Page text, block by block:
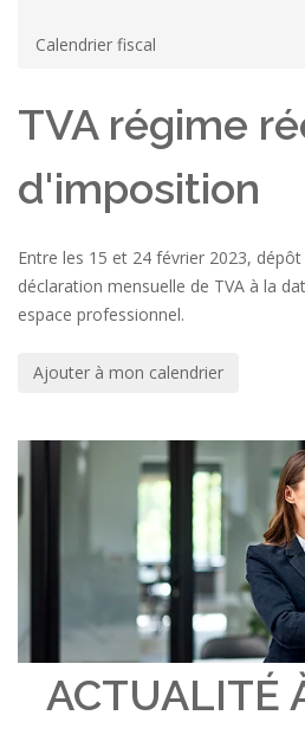
Calendrier fiscal
TVA régime
d'imposition
Entre les 15 et 24 février 2023,
déclaration mensuelle de TVA à la
espace professionnel.
Ajouter à mon calendrier
ACTUALITÉ